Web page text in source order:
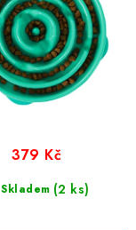
Skladem (2 ks)
379 Kč